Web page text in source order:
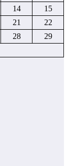
14
15
21
22
28
29